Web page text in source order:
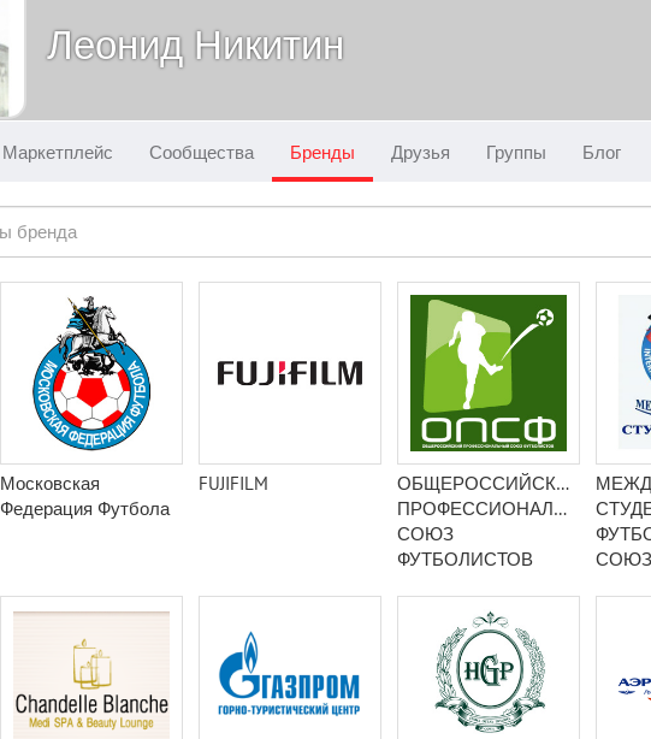
Леонид Никитин
Маркетплейс Сообщества Бренды Друзья Группы Блог
Московская
Федерация Футбола
FUJIFILM
ОБЩЕРОССИЙСКИЙ
ПРОФЕССИОНАЛЬНЫЙ
СОЮЗ
ФУТБОЛИСТОВ
СОЮЗ